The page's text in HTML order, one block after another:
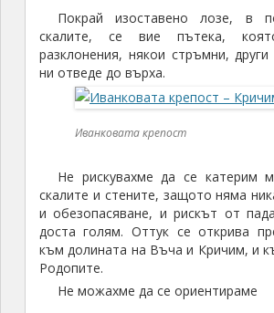
Покрай изоставено лозе, в
скалите, се вие пътека,
разклонения, някои стръмни,
ни отведе до върха.
Иванковата крепост
Не рискувахме да се катерим
скалите и стените, защото няма
и обезопасяване, и рискът от
доста голям. Оттук се открива
към долината на Въча и Кричим, и
Родопите.
Не можахме да се ориентираме